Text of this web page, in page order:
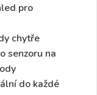
pro
chytře
senzoru na
do každé